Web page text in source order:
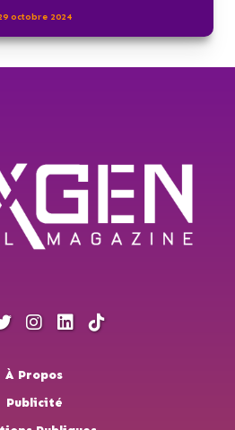
octobre 2024
À Propos
Publicité